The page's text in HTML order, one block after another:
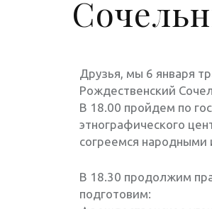
Друзья, мы 6 января
Рождественский
В 18.00 пройдем по
этнографического
согреемся народными
В 18.30 продолжим
подготовим: